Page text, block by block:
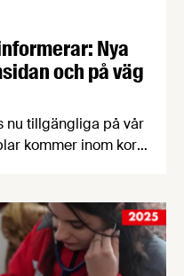
Nya
och på väg
nu tillgängliga på vår
kommer inom kort
om hur och
kan få hjälp med